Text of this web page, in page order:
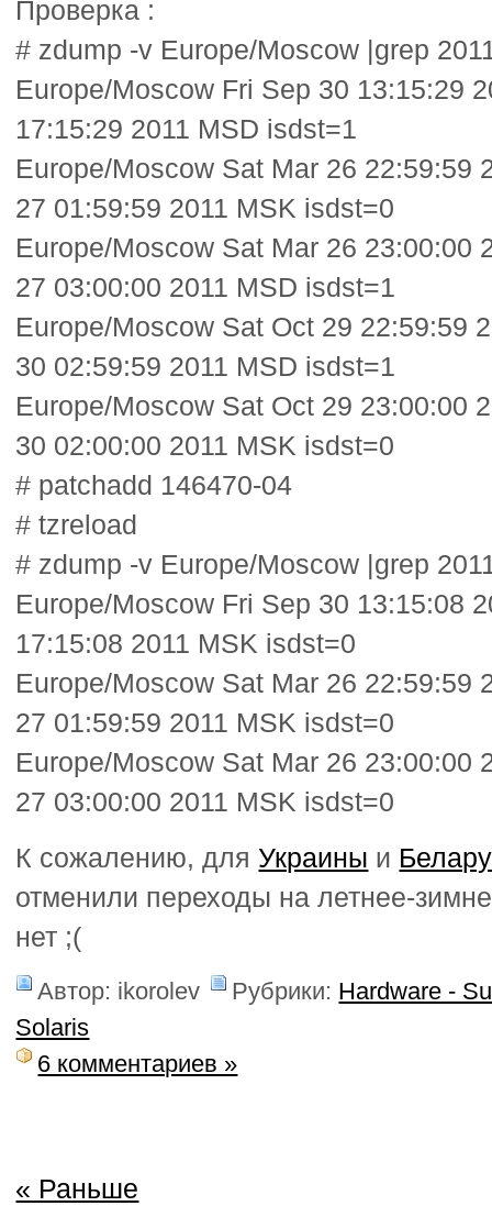
Проверка :
# zdump -v Europe/Moscow |grep
Europe/Moscow Fri Sep 30 13:15:29
17:15:29 2011 MSD isdst=1
Europe/Moscow Sat Mar 26 22:59:59
27 01:59:59 2011 MSK isdst=0
Europe/Moscow Sat Mar 26 23:00:00
27 03:00:00 2011 MSD isdst=1
Europe/Moscow Sat Oct 29 22:59:59
30 02:59:59 2011 MSD isdst=1
Europe/Moscow Sat Oct 29 23:00:00
30 02:00:00 2011 MSK isdst=0
# patchadd 146470-04
# tzreload
# zdump -v Europe/Moscow |grep
Europe/Moscow Fri Sep 30 13:15:08
17:15:08 2011 MSK isdst=0
Europe/Moscow Sat Mar 26 22:59:59
27 01:59:59 2011 MSK isdst=0
Europe/Moscow Sat Mar 26 23:00:00
27 03:00:00 2011 MSK isdst=0
К сожалению, для Украины и
отменили переходы на летнее-
нет ;(
Автор: ikorolev Рубрики: Hardware -
Solaris
6 комментариев »
« Раньше